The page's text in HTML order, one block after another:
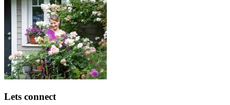
Lets connect